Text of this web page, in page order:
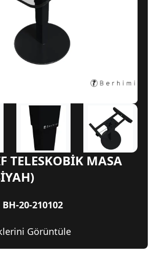
TELESKOBİK MASA
BH-20-210102
Görüntüle